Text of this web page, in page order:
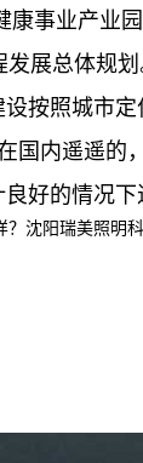
事业产业园
展总体规
按照城市
内遥遥
好的情况
沈阳瑞美照